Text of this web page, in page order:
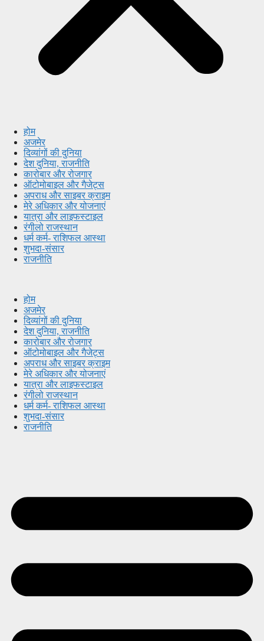
होम
अजमेर
दिव्यांगों की दुनिया
देश दुनिया, राजनीति
कारोबार और रोजगार
ऑटोमोबाइल और गैजेट्स
अपराध और साइबर क्राइम
मेरे अधिकार और योजनाएं
यात्रा और लाइफस्टाइल
रंगीलो राजस्थान
धर्म कर्म- राशिफल आस्था
शुभदा-संसार
राजनीति
होम
अजमेर
दिव्यांगों की दुनिया
देश दुनिया, राजनीति
कारोबार और रोजगार
ऑटोमोबाइल और गैजेट्स
अपराध और साइबर क्राइम
मेरे अधिकार और योजनाएं
यात्रा और लाइफस्टाइल
रंगीलो राजस्थान
धर्म कर्म- राशिफल आस्था
शुभदा-संसार
राजनीति